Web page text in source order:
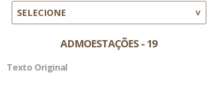
SELECIONE
ADMOESTAÇÕES - 19
Texto Original